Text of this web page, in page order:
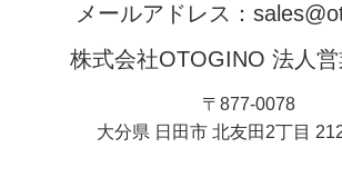
メールアドレス：
株式会社OTOGINO 法人
〒877-0078
大分県 日田市 北友田2丁目